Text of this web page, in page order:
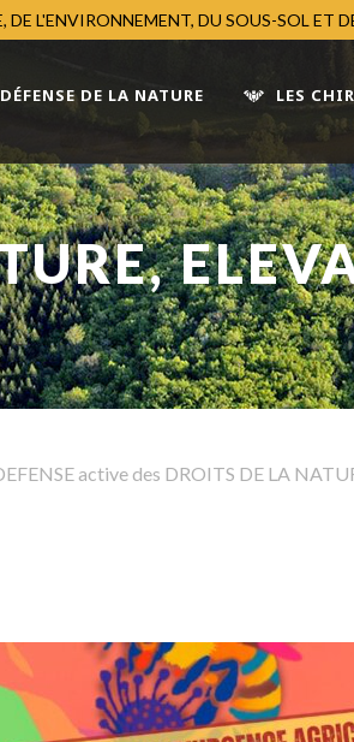
DE L'ENVIRONNEMENT, DU SOUS-SOL ET
DÉFENSE DE LA NATURE LES
active des DROITS DE LA